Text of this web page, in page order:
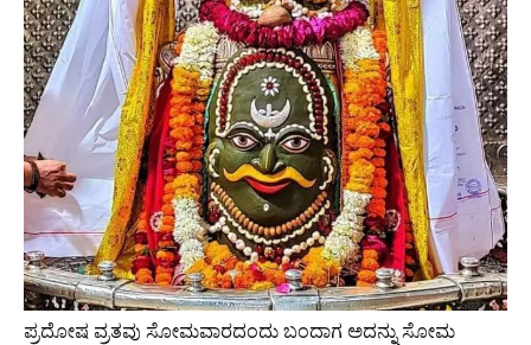
ಪ್ರದೋಷ ವ್ರತವು ಸೋಮವಾರದಂದು ಬಂದಾಗ ಅದನ್ನು ಸೋಮ